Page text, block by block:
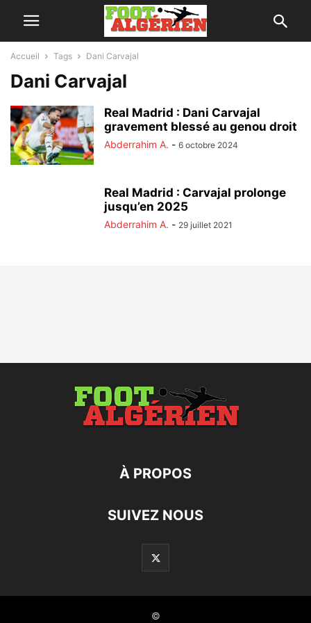
Accueil Tags Dani Carvajal
Dani Carvajal
Real Madrid : Dani Carvajal
gravement blessé au genou droit
Abderrahim A. - 6 octobre 2024
Real Madrid : Carvajal prolonge
jusqu’en 2025
Abderrahim A. - 29 juillet 2021
À PROPOS
SUIVEZ NOUS
©